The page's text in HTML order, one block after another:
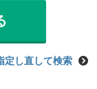
定し直して検索